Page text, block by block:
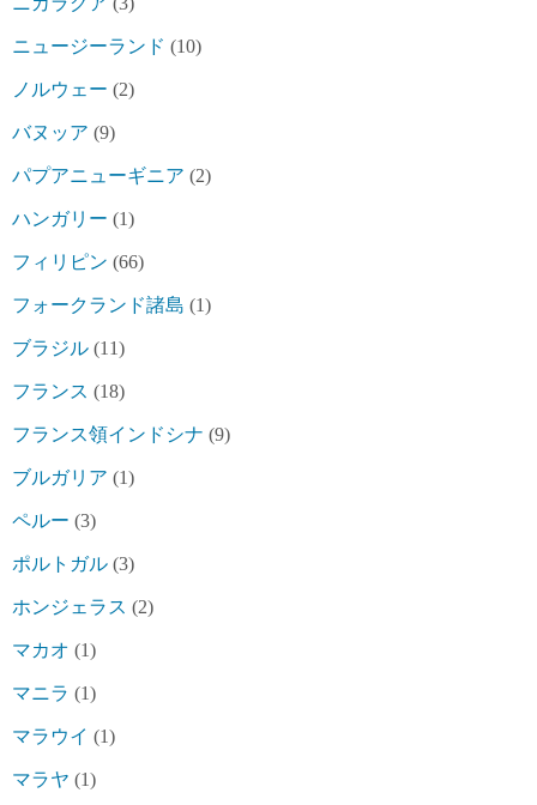
ニュージーランド (10)
ノルウェー (2)
バヌッア (9)
パプアニューギニア (2)
ハンガリー (1)
フィリピン (66)
フォークランド諸島 (1)
ブラジル (11)
フランス (18)
フランス領インドシナ (9)
ブルガリア (1)
ペルー (3)
ポルトガル (3)
ホンジェラス (2)
マカオ (1)
マニラ (1)
マラウイ (1)
マラヤ (1)